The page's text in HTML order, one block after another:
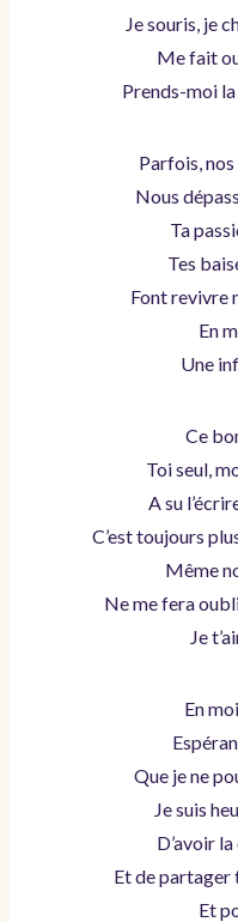
Je souris, je
Me fait
Prends-moi
Parfois,
Nous
Ta
Tes
Font revivre
En
Une
Ce
Toi seul,
A su
C’est toujours
Même
Ne me fera
Je
En
Que je ne
Je suis
D’avoir
Et de partager
Et